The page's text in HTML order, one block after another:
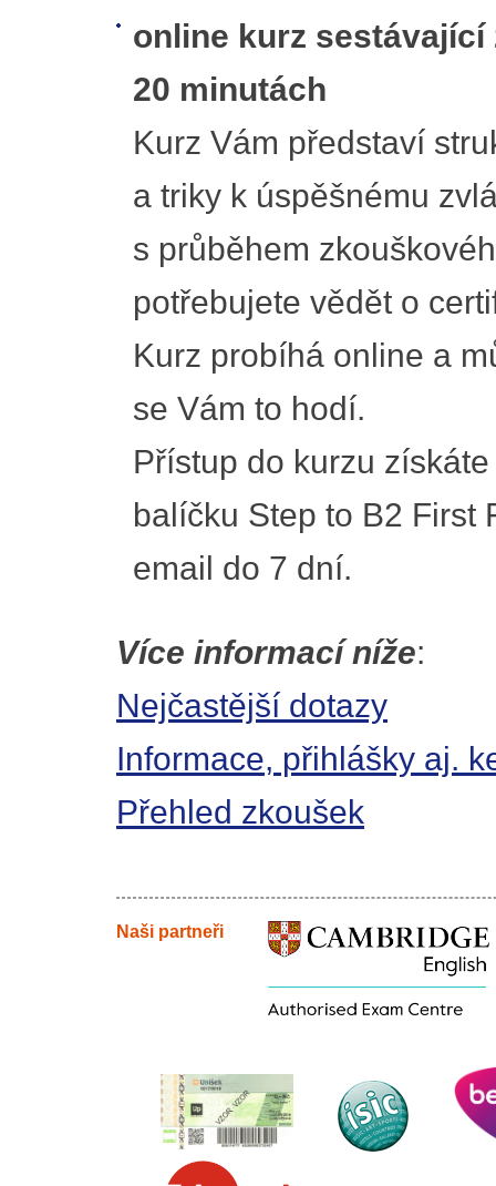
online kurz
20 minutách
Kurz Vám představí
a triky k úspěšnému
s průběhem
potřebujete vědět o
Kurz probíhá online a
se Vám to hodí.
Přístup do kurzu
balíčku Step to B2 First
email do 7 dní.
Více informací níže:
Nejčastější dotazy
Informace, přihlášky aj.
Přehled zkoušek
Naši partneři